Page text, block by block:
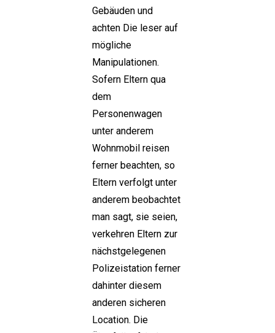
Gebäuden und
achten Die leser auf
mögliche
Manipulationen.
Sofern Eltern qua
dem
Personenwagen
unter anderem
Wohnmobil reisen
ferner beachten, so
Eltern verfolgt unter
anderem beobachtet
man sagt, sie seien,
verkehren Eltern zur
nächstgelegenen
Polizeistation ferner
dahinter diesem
anderen sicheren
Location. Die